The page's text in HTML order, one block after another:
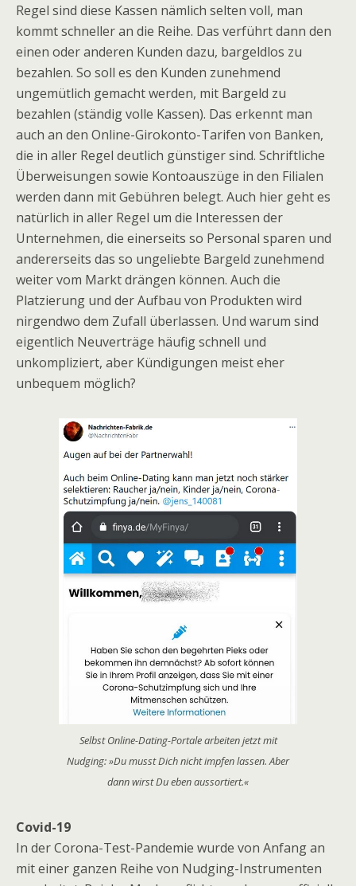
Regel sind diese Kassen nämlich selten voll, man
kommt schneller an die Reihe. Das verführt dann den
einen oder anderen Kunden dazu, bargeldlos zu
bezahlen. So soll es den Kunden zunehmend
ungemütlich gemacht werden, mit Bargeld zu
bezahlen (ständig volle Kassen). Das erkennt man
auch an den Online-Girokonto-Tarifen von Banken,
die in aller Regel deutlich günstiger sind. Schriftliche
Überweisungen sowie Kontoauszüge in den Filialen
werden dann mit Gebühren belegt. Auch hier geht es
natürlich in aller Regel um die Interessen der
Unternehmen, die einerseits so Personal sparen und
andererseits das so ungeliebte Bargeld zunehmend
weiter vom Markt drängen können. Auch die
Platzierung und der Aufbau von Produkten wird
nirgendwo dem Zufall überlassen. Und warum sind
eigentlich Neuverträge häufig schnell und
unkompliziert, aber Kündigungen meist eher
unbequem möglich?
Selbst Online-Dating-Portale arbeiten jetzt mit
Nudging: »Du musst Dich nicht impfen lassen. Aber
dann wirst Du eben aussortiert.«
Covid-19
In der Corona-Test-Pandemie wurde von Anfang an
mit einer ganzen Reihe von Nudging-Instrumenten